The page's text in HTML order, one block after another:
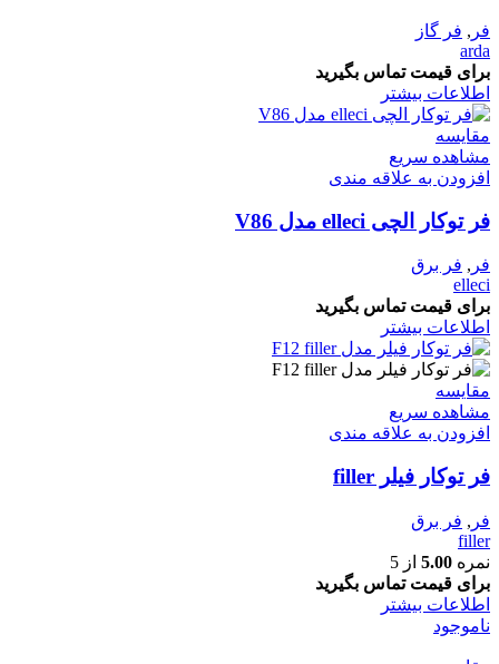
فر , فر گاز
arda
برای قیمت تماس بگیرید
اطلاعات بیشتر
مقایسه
مشاهده سریع
افزودن به علاقه مندی
فر توکار الچی elleci مدل V86
فر , فر برق
elleci
برای قیمت تماس بگیرید
اطلاعات بیشتر
مقایسه
مشاهده سریع
افزودن به علاقه مندی
فر توکار فیلر filler
فر , فر برق
filler
نمره 5.00 از 5
برای قیمت تماس بگیرید
اطلاعات بیشتر
ناموجود